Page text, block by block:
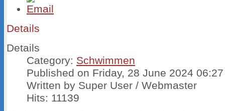
Details
Details
Category: Schwimmen
Published on Friday, 28 June 2024 06:27
Written by Super User / Webmaster
Hits: 11139